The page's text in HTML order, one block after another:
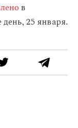
в
25 января.